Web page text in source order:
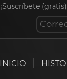
¡Suscríbete
INICIO